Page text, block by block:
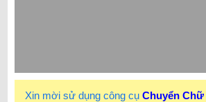
Xin mời sử dụng công cụ Chuyển Chữ